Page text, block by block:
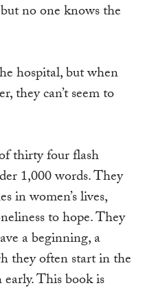
no one knows the
hospital, but when
they can’t seem to
thirty four flash
1,000 words. They
in women’s lives,
to hope. They
a beginning, a
they often start in the
This book is